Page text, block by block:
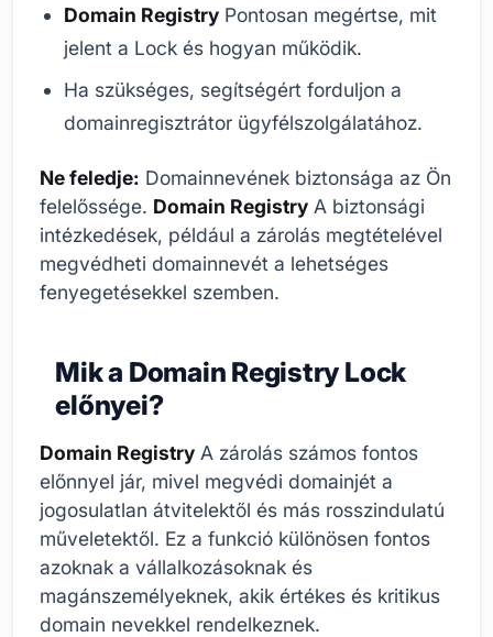
Domain Registry Pontosan megértse, mit
jelent a Lock és hogyan működik.
Ha szükséges, segítségért forduljon a
domainregisztrátor ügyfélszolgálatához.
Ne feledje: Domainnevének biztonsága az Ön
felelőssége. Domain Registry A biztonsági
intézkedések, például a zárolás megtételével
megvédheti domainnevét a lehetséges
fenyegetésekkel szemben.
Mik a Domain Registry Lock
előnyei?
Domain Registry A zárolás számos fontos
előnnyel jár, mivel megvédi domainjét a
jogosulatlan átvitelektől és más rosszindulatú
műveletektől. Ez a funkció különösen fontos
azoknak a vállalkozásoknak és
magánszemélyeknek, akik értékes és kritikus
domain nevekkel rendelkeznek.